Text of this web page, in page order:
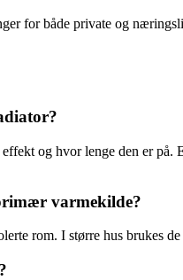
for både private og
og hvor lenge den er
varmekilde?
rom. I større hus brukes